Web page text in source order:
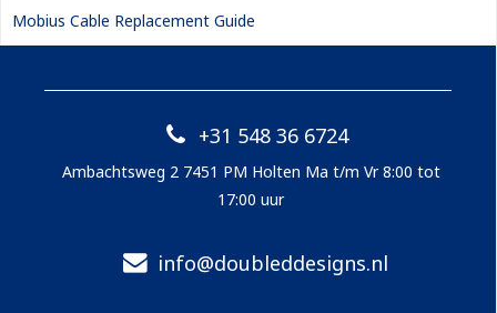
Mobius Cable Replacement Guide
+31 548 36 6724
Ambachtsweg 2 7451 PM Holten Ma t/m Vr 8:00 tot
17:00 uur
info@doubleddesigns.nl